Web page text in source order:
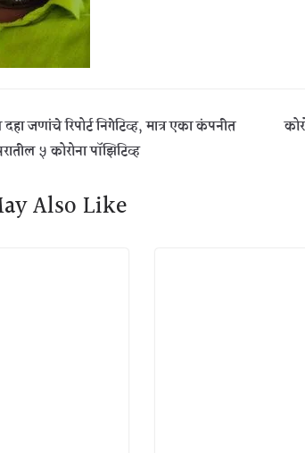
जणांचे रिपोर्ट निगेटिव्ह, मात्र एका कंपनीत
५ कोरोना पॉझिटिव्ह
Also Like